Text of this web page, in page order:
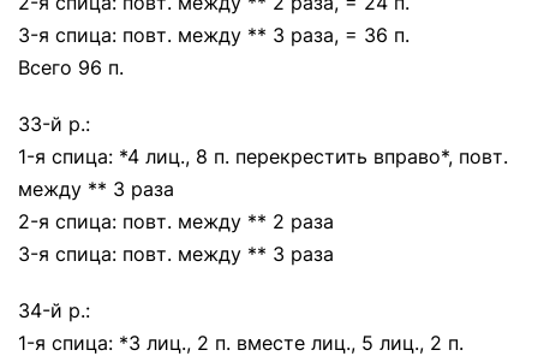
3-я спица: повт. между ** 3 раза, = 36 п.
Всего 96 п.
33-й р.:
1-я спица: *4 лиц., 8 п. перекрестить вправо*, повт.
между ** 3 раза
2-я спица: повт. между ** 2 раза
3-я спица: повт. между ** 3 раза
34-й р.:
1-я спица: *3 лиц., 2 п. вместе лиц., 5 лиц., 2 п.